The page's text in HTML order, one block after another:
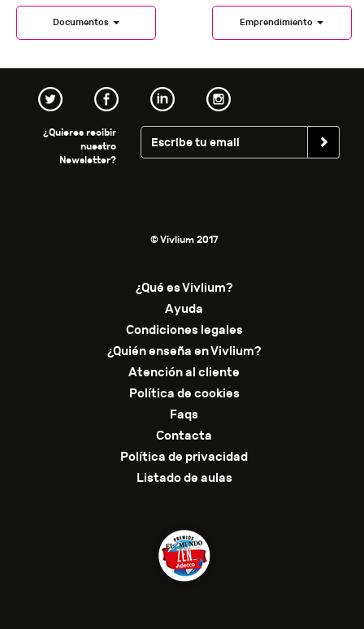
Documentos Emprendimiento
¿Quieres recibir
nuestro
Newsletter?
© Vivlium 2017
¿Qué es Vivlium?
Ayuda
Condiciones legales
¿Quién enseña en Vivlium?
Atención al cliente
Política de cookies
Faqs
Contacta
Política de privacidad
Listado de aulas